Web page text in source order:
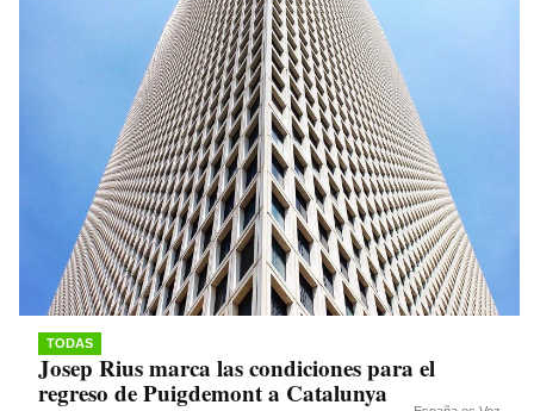
TODAS
Josep Rius marca las condiciones para el
regreso de Puigdemont a Catalunya